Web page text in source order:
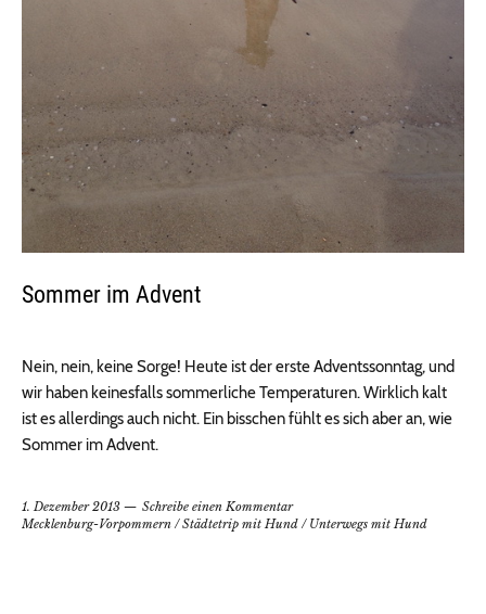
Sommer im Advent
Nein, nein, keine Sorge! Heute ist der erste Adventssonntag, und
wir haben keinesfalls sommerliche Temperaturen. Wirklich kalt
ist es allerdings auch nicht. Ein bisschen fühlt es sich aber an, wie
Sommer im Advent.
1. Dezember 2013
Schreibe einen Kommentar
Mecklenburg-Vorpommern /Städtetrip mit Hund / Unterwegs mit Hund